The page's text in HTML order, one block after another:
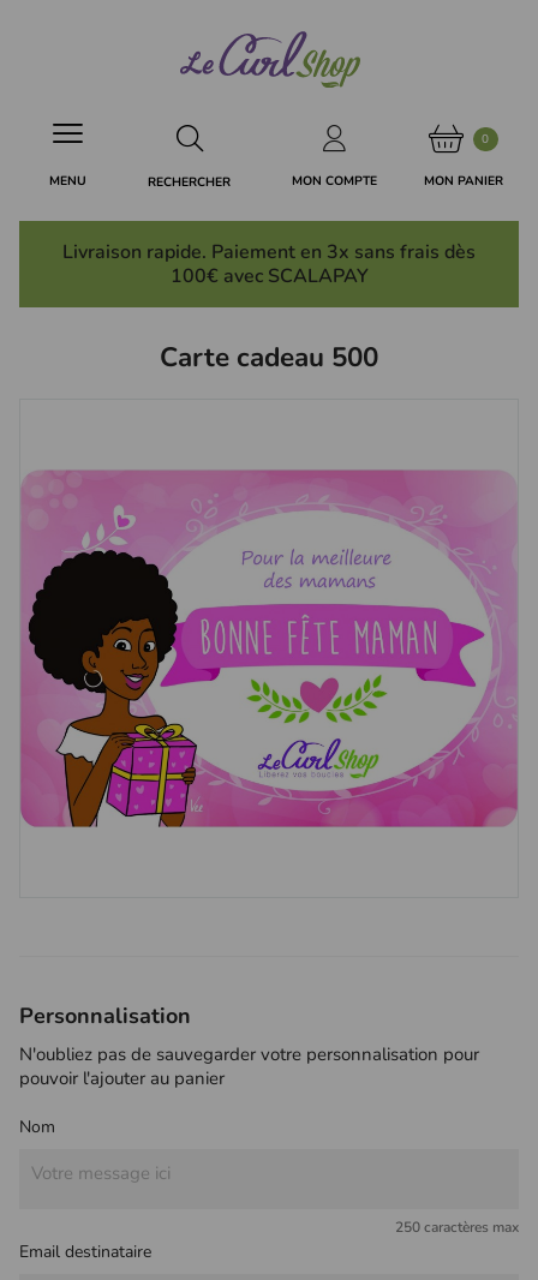
MON COMPTE
0
MON PANIER
RECHERCHER
MENU
Livraison rapide. Paiement en 3x sans frais dès
100€ avec SCALAPAY
Carte cadeau 500
Personnalisation
N'oubliez pas de sauvegarder votre personnalisation pour
pouvoir l'ajouter au panier
Nom
250 caractères max
Email destinataire